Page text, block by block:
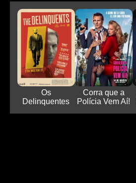
Os
Delinquentes
Corra que a
Polícia Vem Aí!